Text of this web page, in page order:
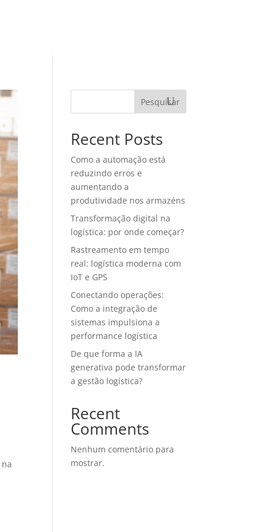
Pesquisar
Recent Posts
Como a automação está
reduzindo erros e
aumentando a
produtividade nos armazéns
Transformação digital na
logística: por onde começar?
Rastreamento em tempo
real: logística moderna com
IoT e GPS
Conectando operações:
Como a integração de
sistemas impulsiona a
performance logística
De que forma a IA
generativa pode transformar
a gestão logística?
Recent
Comments
Nenhum comentário para
mostrar.